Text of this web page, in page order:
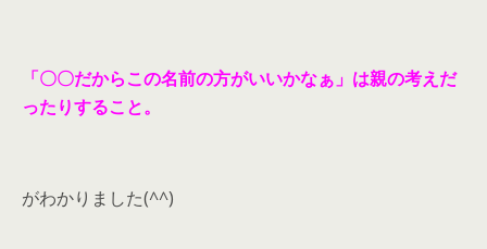
「〇〇だからこの名前の方がいいかなぁ」は親の考えだ
ったりすること。
がわかりました(^^)